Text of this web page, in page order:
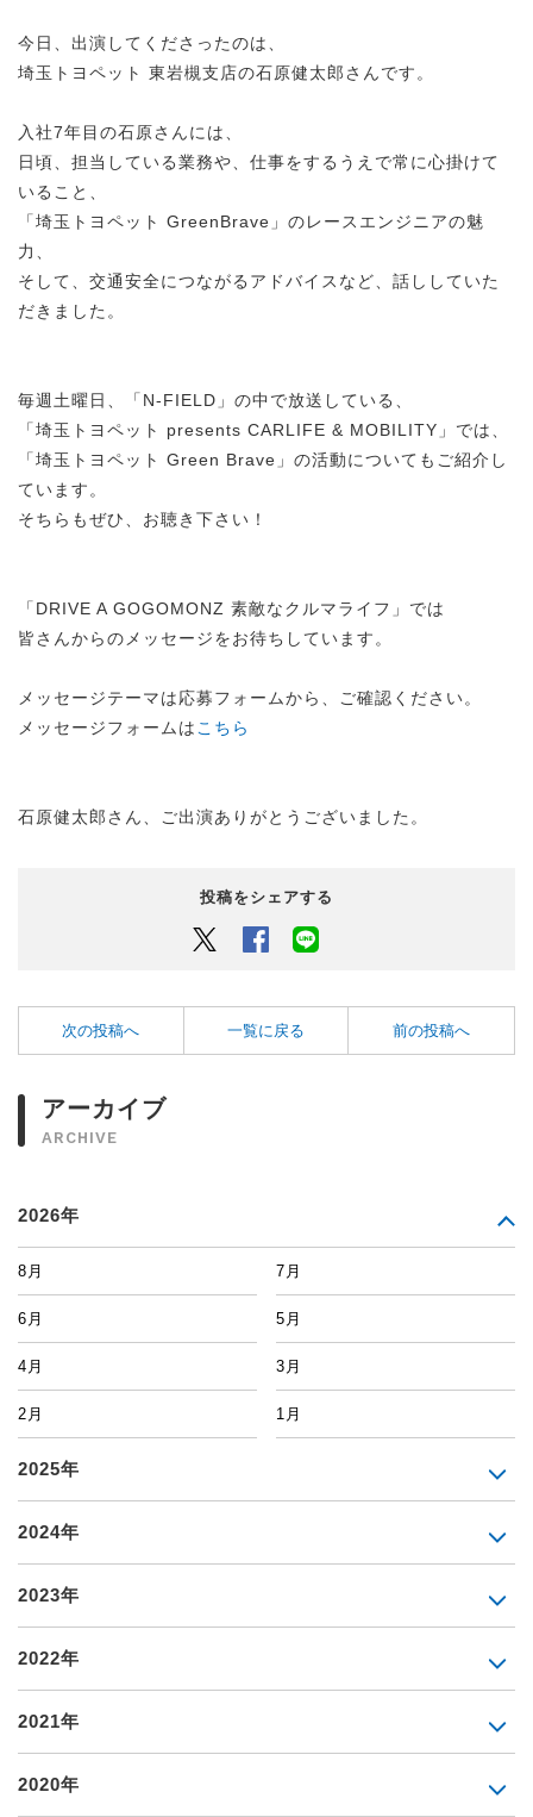
今日、出演してくださったのは、
埼玉トヨペット 東岩槻支店の石原健太郎さんです。
入社7年目の石原さんには、
日頃、担当している業務や、仕事をするうえで常に心掛けて
いること、
「埼玉トヨペット GreenBrave」のレースエンジニアの魅
力、
そして、交通安全につながるアドバイスなど、話ししていた
だきました。
毎週土曜日、「N-FIELD」の中で放送している、
「埼玉トヨペット presents CARLIFE & MOBILITY」では、
「埼玉トヨペット Green Brave」の活動についてもご紹介し
ています。
そちらもぜひ、お聴き下さい！
「DRIVE A GOGOMONZ 素敵なクルマライフ」では
皆さんからのメッセージをお待ちしています。
メッセージテーマは応募フォームから、ご確認ください。
メッセージフォームはこちら
石原健太郎さん、ご出演ありがとうございました。
投稿をシェアする
Twitter Facebook
次の投稿へ 一覧に戻る 前の投稿へ
アーカイブ
ARCHIVE
2026年
8月 7月
6月 5月
4月 3月
2月 1月
2025年
2024年
2023年
2022年
2021年
2020年